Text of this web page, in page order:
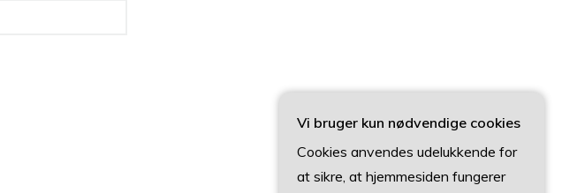
Vi bruger kun nødvendige cookies
Cookies anvendes udelukkende for
at sikre, at hjemmesiden fungerer